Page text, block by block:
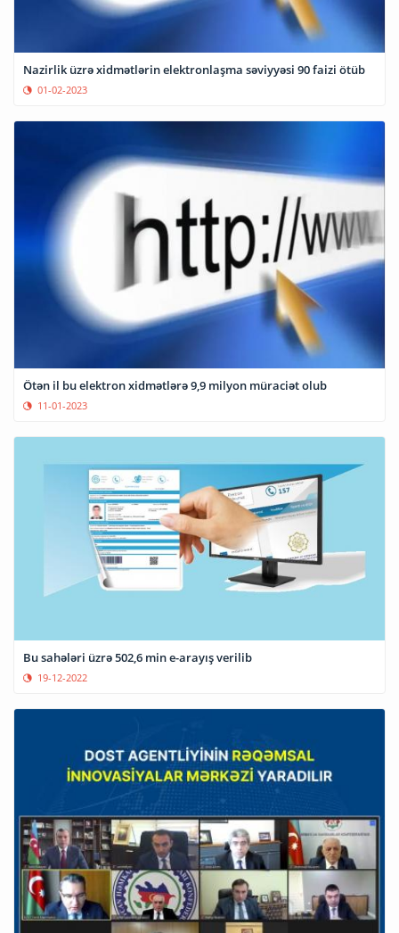
Nazirlik üzrə xidmətlərin elektronlaşma səviyyəsi 90 faizi ötüb
01-02-2023
Ötən il bu elektron xidmətlərə 9,9 milyon müraciət olub
11-01-2023
Bu sahələri üzrə 502,6 min e-arayış verilib
19-12-2022